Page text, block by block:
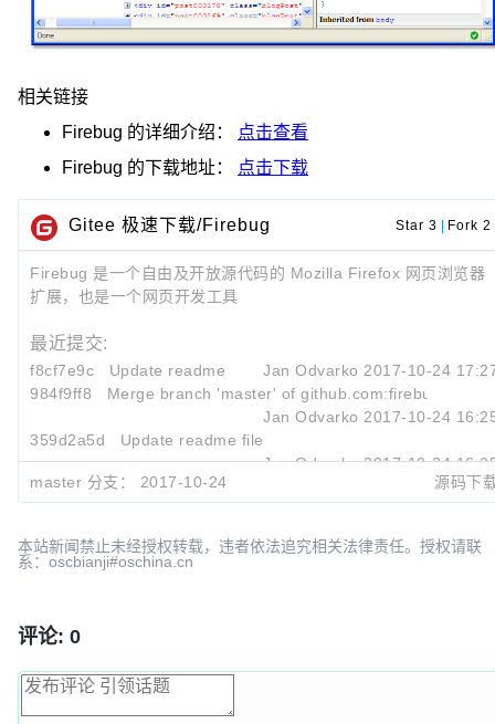
相关链接
Firebug 的详细介绍：
点击查看
Firebug 的下载地址： 点击下载
Gitee 极速下载/Firebug Star 3 | Fork 2
Firebug 是一个自由及开放源代码的 Mozilla Firefox 网页浏览器
扩展，也是一个网页开发工具
最近提交:
f8cf7e9c Update readme Jan Odvarko 2017-10-24
984f9ff8
Merge branch 'master' of github.com:firebug/
Jan Odvarko 2017-10-24
359d2a5d
Update readme file
Jan Odvarko 2017-10-24
master 分支：
2017-10-24 源码下
本站新闻禁止未经授权转载，违者依法追究相关法律责任。授权请联
系：oscbianji#oschina.cn
评论: 0